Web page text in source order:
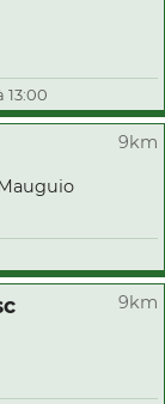
13:00
9km
9km